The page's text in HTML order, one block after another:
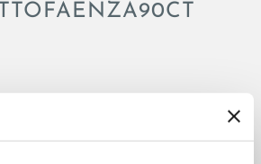
naturale